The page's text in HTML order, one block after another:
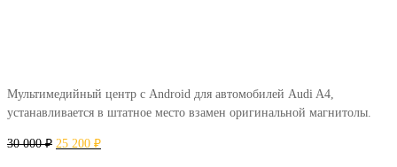
Мультимедийный центр с Android для автомобилей Audi A4,
устанавливается в штатное место взамен оригинальной магнитолы.
30 000₽ 25 200 ₽